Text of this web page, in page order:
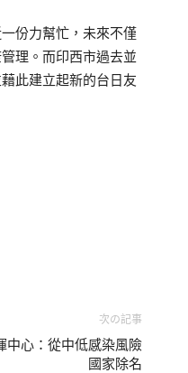
份力幫忙，未來不僅
理。而印西市過去並
此建立起新的台日友
次の記事
心：從中低感染風險
國家除名